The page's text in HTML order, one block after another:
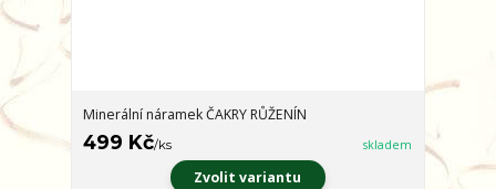
Minerální náramek ČAKRY RŮŽENÍN
499 Kč/ks skladem
Zvolit variantu